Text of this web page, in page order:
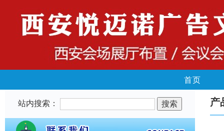
首页
站内搜索： 产